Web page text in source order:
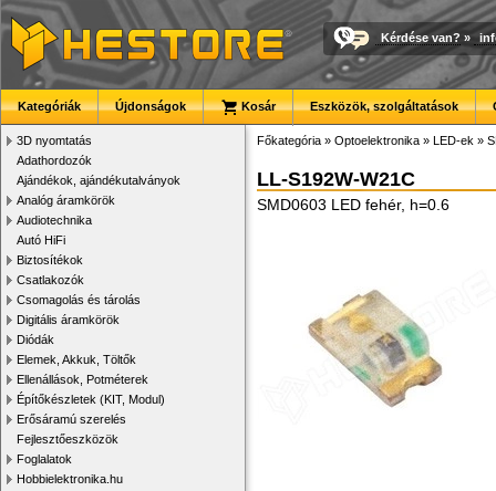
Kérdése van? »
Kategóriák Újdonságok Kosár Eszközök, szolgáltatások
3D nyomtatás
Adathordozók
Ajándékok, ajándékutalványok
Analóg áramkörök
Audiotechnika
Autó HiFi
Biztosítékok
Csatlakozók
Csomagolás és tárolás
Digitális áramkörök
Diódák
Elemek, Akkuk, Töltők
Ellenállások, Potméterek
Építőkészletek (KIT, Modul)
Erősáramú szerelés
Fejlesztőeszközök
Foglalatok
Hobbielektronika.hu
Főkategória » Optoelektronika » LED-ek »
LL-S192W-W21C
SMD0603 LED fehér, h=0.6